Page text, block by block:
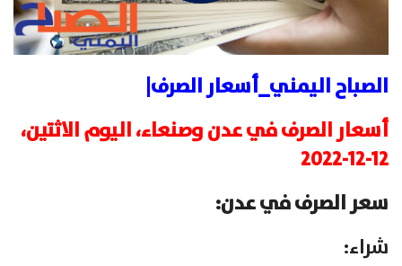
الصباح اليمني_أسعار الصرف|
أسعار الصرف في عدن وصنعاء، اليوم الاثتين،
12-12-2022
سعر الصرف في عدن:
شراء: